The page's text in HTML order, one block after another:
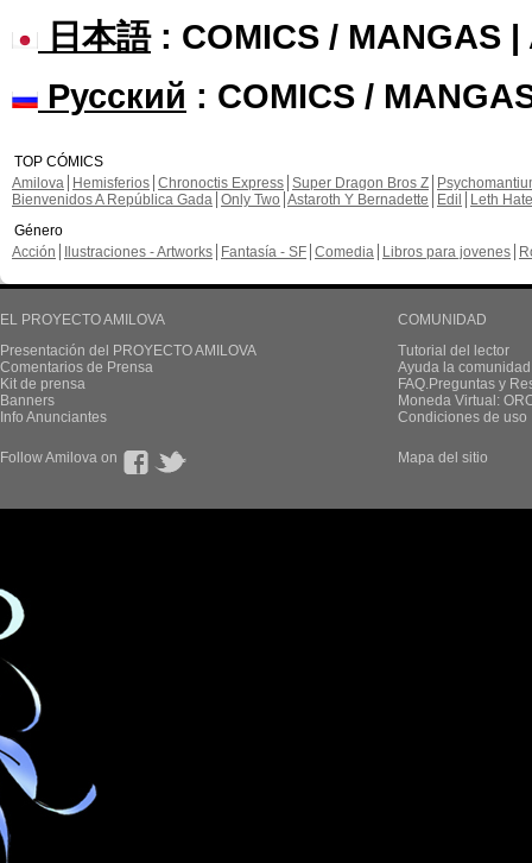
日本語: COMICS / MANGAS |
Русский : COMICS /
TOP CÓMICS
Amilova
Hemisferios Chronoctis Express Super Dragon Bros Z
Bienvenidos A República Gada Only Two Astaroth Y Bernadette Edil
Leth Hate
Género
Acción
Ilustraciones - Artworks Fantasía - SF Comedia Libros para jovenes
EL PROYECTO AMILOVA
Presentación del PROYECTO AMILOVA
Comentarios de Prensa
Kit de prensa
Banners
Info Anunciantes
COMUNIDAD
Tutorial del lector
Ayuda la
FAQ.Preguntas y
Moneda Virtual:
Condiciones de uso
Follow Amilova on Mapa del sitio